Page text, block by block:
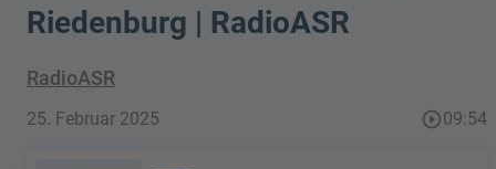
Riedenburg | RadioASR
RadioASR
25. Februar 2025 play_circle_outline09:54